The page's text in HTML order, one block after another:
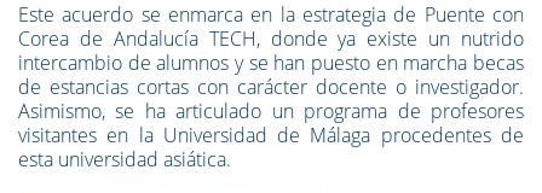
Este acuerdo se enmarca en la estrategia de Puente con
Corea de Andalucía TECH, donde ya existe un nutrido
intercambio de alumnos y se han puesto en marcha becas
de estancias cortas con carácter docente o investigador.
Asimismo, se ha articulado un programa de profesores
visitantes en la Universidad de Málaga procedentes de
esta universidad asiática.